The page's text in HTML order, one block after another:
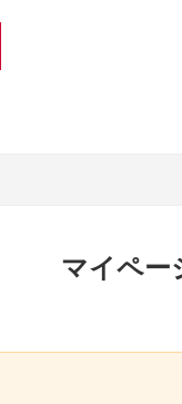
マイペー